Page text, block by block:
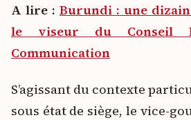
A lire : Burundi : une
le viseur du Conseil
Communication
S’agissant du contexte
sous état de siège, le vice-